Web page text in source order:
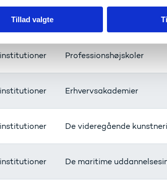
Tillad valgte
Professionshøjskoler
Erhvervsakademier
De videregående
De maritime